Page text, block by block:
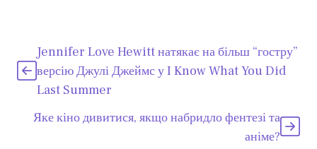
Jennifer Love Hewitt натякає на більш “гостру”
версію Джулі Джеймс у I Know What You Did
Last Summer
Яке кіно дивитися, якщо набридло фентезі та
аніме?